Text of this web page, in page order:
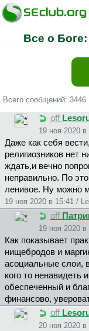
Все о
Всего сообщений: 3446
off
19 ноя 2020 в
Даже как себя
религиозников нет
ждать,и вечно
неправильно. По
ленивое. Ну можно
19 ноя 2020 в 15:41 /
off
19 ноя 2020 в
Как показывает
нищебродов и
асоциальные слои,
кого то ненавидеть
обеспеченный и
финансово,
off
20 ноя 2020 в